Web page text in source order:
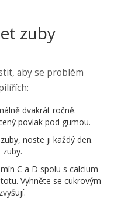
zuby
aby se problém
dvakrát ročně.
povlak pod gumou.
noste ji každý den.
C a D spolu s calcium
Vyhněte se cukrovým